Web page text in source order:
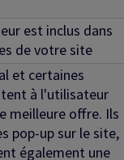
est inclus dans
de votre site
et certaines
à l'utilisateur
meilleure offre. Ils
pop-up sur le site,
également une